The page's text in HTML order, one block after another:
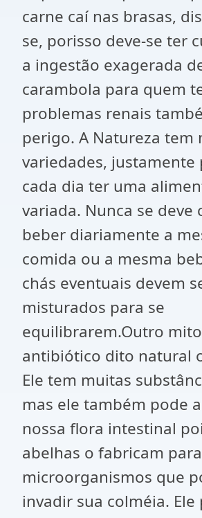
carne caí nas brasas,
se, porisso deve-se ter
a ingestão exagerada
carambola para quem
problemas renais
perigo. A Natureza tem
variedades, justamente
cada dia ter uma
variada. Nunca se deve
beber diariamente a
comida ou a mesma
chás eventuais devem
misturados para se
equilibrarem.Outro
antibiótico dito natural
Ele tem muitas
mas ele também pode
nossa flora intestinal
abelhas o fabricam
microorganismos que
invadir sua colméia. Ele